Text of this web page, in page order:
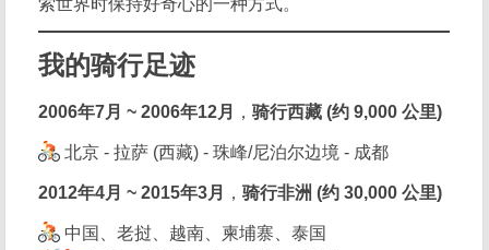
索世界时保持好奇心的一种方式。
我的骑行足迹
2006年7月 ~ 2006年12月 ，骑行西藏 (约 9,000 公里)
北京 - 拉萨 (西藏) - 珠峰/尼泊尔边境 - 成都
2012年4月 ~ 2015年3月 ，骑行非洲 (约 30,000 公里)
中国、老挝、越南、柬埔寨、泰国